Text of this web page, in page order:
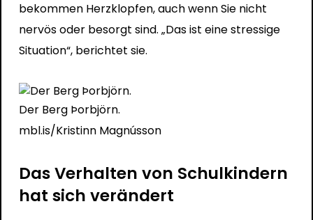
bekommen Herzklopfen, auch wenn Sie nicht
nervös oder besorgt sind. „Das ist eine stressige
Situation“, berichtet sie.
Der Berg Þorbjörn.
mbl.is/Kristinn Magnússon
Das Verhalten von Schulkindern
hat sich verändert